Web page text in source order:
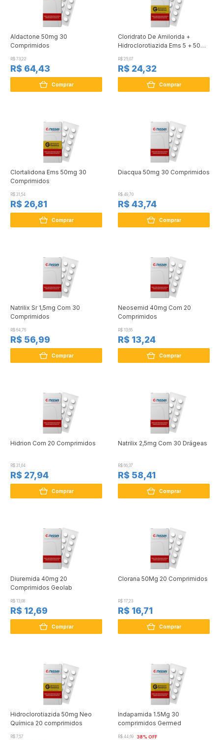
Aldactone 50mg 30
Comprimidos
R$ 73,22
R$ 64,43
Comprar
Cloridrato De Amilorida +
Hidroclorotiazida Ems 5 + 50mg
R$ 25,07
R$ 24,32
Comprar
Clortalidona Ems 50mg 30
Comprimidos
R$ 31,54
R$ 26,81
Comprar
Diacqua 50mg 30 Comprimidos
R$ 49,70
R$ 43,74
Comprar
Natrilix Sr 1,5mg Com 30
Comprimidos
R$ 64,76
R$ 56,99
Comprar
Neosemid 40mg Com 20
Comprimidos
R$ 13,65
R$ 13,24
Comprar
Hidrion Com 20 Comprimidos
R$ 31,04
R$ 27,94
Comprar
Natrilix 2,5mg Com 30 Drágeas
R$ 66,37
R$ 58,41
Comprar
Diuremida 40mg 20
Comprimidos Geolab
R$ 13,08
R$ 12,69
Comprar
Clorana 50Mg 20 Comprimidos
R$ 17,23
R$ 16,71
Comprar
Hidroclorotiazida 50mg Neo
Química 20 comprimidos
R$ 7,57
Indapamida 1.5Mg 30
comprimidos Germed
R$ 44,69 38% OFF